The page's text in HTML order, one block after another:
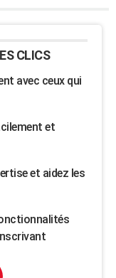
CLICS
avec ceux qui
et
et aidez les